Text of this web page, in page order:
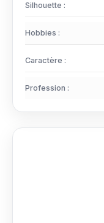
Silhouette :
Hobbies :
Caractère :
Profession :